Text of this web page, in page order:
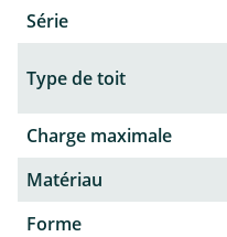
Série
Type de toit
Charge maximale
Matériau
Forme